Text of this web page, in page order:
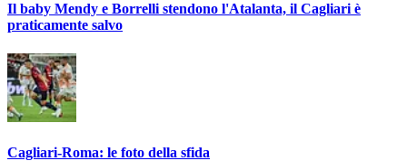
Il baby Mendy e Borrelli stendono l'Atalanta, il Cagliari è
praticamente salvo
Cagliari-Roma: le foto della sfida